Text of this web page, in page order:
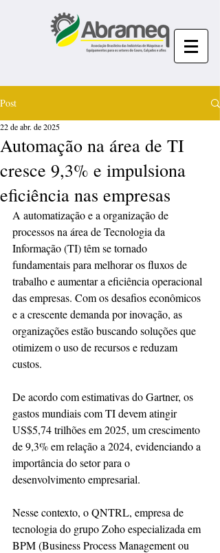
Post
Automação na área de TI
cresce 9,3% e impulsiona
eficiência nas empresas
22 de abr. de 2025
A automatização e a organização de
processos na área de Tecnologia da
Informação (TI) têm se tornado
fundamentais para melhorar os fluxos de
trabalho e aumentar a eficiência operacional
das empresas. Com os desafios econômicos
e a crescente demanda por inovação, as
organizações estão buscando soluções que
otimizem o uso de recursos e reduzam
custos.
De acordo com estimativas do Gartner, os
gastos mundiais com TI devem atingir
US$5,74 trilhões em 2025, um crescimento
de 9,3% em relação a 2024, evidenciando a
importância do setor para o
desenvolvimento empresarial.
Nesse contexto, o QNTRL, empresa de
tecnologia do grupo Zoho especializada em
BPM (Business Process Management ou